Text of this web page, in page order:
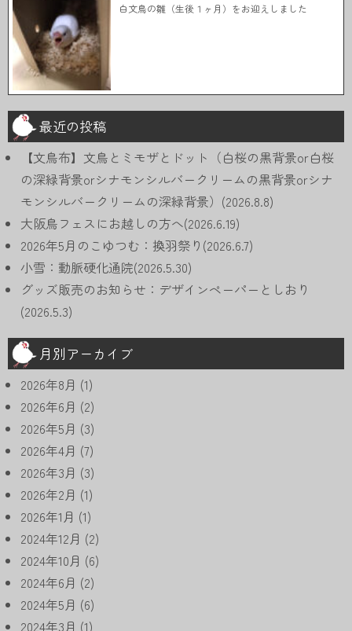
白文鳥の雛（生後１ヶ月）をお迎えしました
最近の投稿
【文鳥布】文鳥とミモザとドット（白桜の黒背景or白桜
の深緑背景orシナモンシルバークリームの黒背景orシナ
モンシルバークリームの深緑背景）(2026.8.8)
大阪鳥フェスにお越しの方へ(2026.6.19)
2026年5月のこゆつむ：換羽祭り(2026.6.7)
小雪：動脈硬化通院(2026.5.30)
グッズ販売のお知らせ：デザインペーパーとしおり
(2026.5.3)
月別アーカイブ
2026年8月 (1)
2026年6月 (2)
2026年5月 (3)
2026年4月 (7)
2026年3月 (3)
2026年2月 (1)
2026年1月 (1)
2024年12月 (2)
2024年10月 (6)
2024年6月 (2)
2024年5月 (6)
2024年3月 (1)